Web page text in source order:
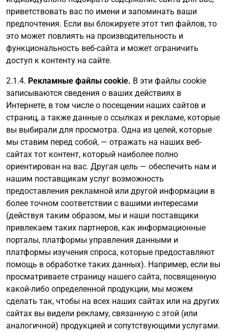
приветствовать вас по имени и запоминать ваши
предпочтения. Если вы блокируете этот тип файлов, то
это может повлиять на производительность и
функциональность веб-сайта и может ограничить
доступ к контенту на сайте.
2.1.4. Рекламные файлы cookie. В эти файлы cookie
записываются сведения о ваших действиях в
Интернете, в том числе о посещении наших сайтов и
страниц, а также данные о ссылках и рекламе, которые
вы выбирали для просмотра. Одна из целей, которые
мы ставим перед собой, — отражать на наших веб-
сайтах тот контент, который наиболее полно
ориентирован на вас. Другая цель — обеспечить нам и
нашим поставщикам услуг возможность
предоставления рекламной или другой информации в
более точном соответствии с вашими интересами
(действуя таким образом, мы и наши поставщики
привлекаем таких партнеров, как информационные
порталы, платформы управления данными и
платформы изучения спроса, которые предоставляют
помощь в обработке таких данных). Например, если вы
просматриваете страницу нашего сайта, посвященную
какой-либо определенной продукции, мы можем
сделать так, чтобы на всех наших сайтах или на других
сайтах вы видели рекламу, связанную с этой (или
аналогичной) продукцией и сопутствующими услугами.